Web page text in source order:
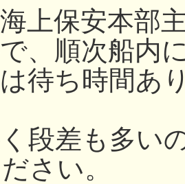
上保安本部
、順次船内
待ち時間あ
段差も多い
さい。